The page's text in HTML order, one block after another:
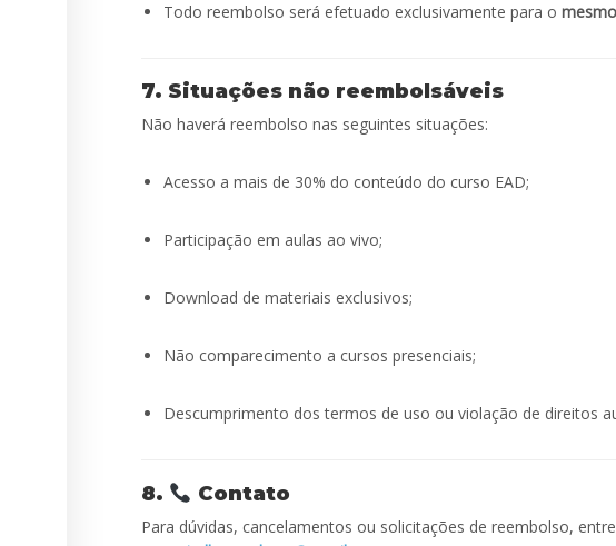
Todo reembolso será efetuado exclusivamente para o
7. Situações não reembolsáveis
Não haverá reembolso nas seguintes situações:
Acesso a mais de 30% do conteúdo do curso EAD;
Participação em aulas ao vivo;
Download de materiais exclusivos;
Não comparecimento a cursos presenciais;
Descumprimento dos termos de uso ou violação de direitos
8. Contato
Para dúvidas, cancelamentos ou solicitações de reembolso,